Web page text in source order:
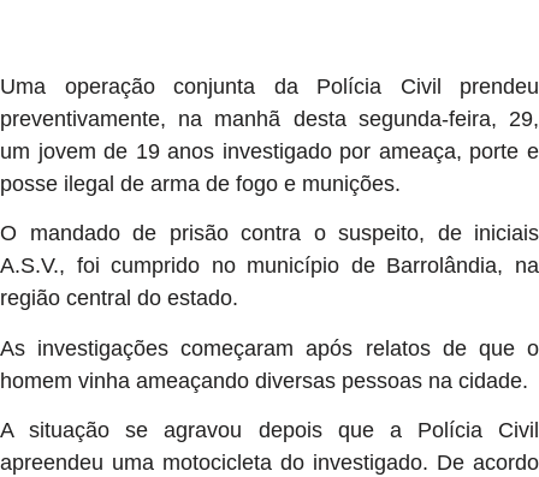
Uma operação conjunta da Polícia Civil prendeu
preventivamente, na manhã desta segunda-feira, 29,
um jovem de 19 anos investigado por ameaça, porte e
posse ilegal de arma de fogo e munições.
O mandado de prisão contra o suspeito, de iniciais
A.S.V., foi cumprido no município de Barrolândia, na
região central do estado.
As investigações começaram após relatos de que o
homem vinha ameaçando diversas pessoas na cidade.
A situação se agravou depois que a Polícia Civil
apreendeu uma motocicleta do investigado. De acordo